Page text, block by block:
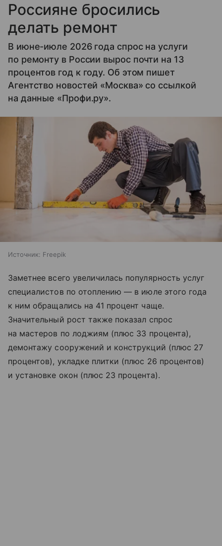
Россияне бросились
делать ремонт
В июне-июле 2026 года спрос на услуги
по ремонту в России вырос почти на 13
процентов год к году. Об этом пишет
Агентство новостей «Москва» со ссылкой
на данные «Профи.ру».
Источник: Freepik
Заметнее всего увеличилась популярность услуг
специалистов по отоплению — в июле этого года
к ним обращались на 41 процент чаще.
Значительный рост также показал спрос
на мастеров по лоджиям (плюс 33 процента),
демонтажу сооружений и конструкций (плюс 27
процентов), укладке плитки (плюс 26 процентов)
и установке окон (плюс 23 процента).